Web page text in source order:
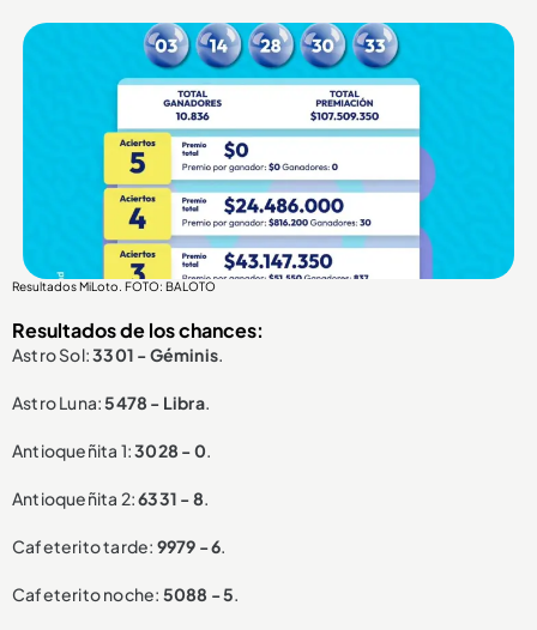
Resultados MiLoto. FOTO: BALOTO
Resultados de los chances:
Astro Sol:3301 - Géminis.
Astro Luna:5478 - Libra.
Antioqueñita 1:3028 - 0.
Antioqueñita 2:6331 - 8.
Cafeterito tarde: 9979 - 6.
Cafeterito noche: 5088 - 5.